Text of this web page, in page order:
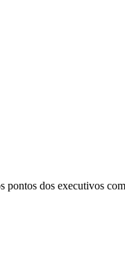
pontos dos executivos